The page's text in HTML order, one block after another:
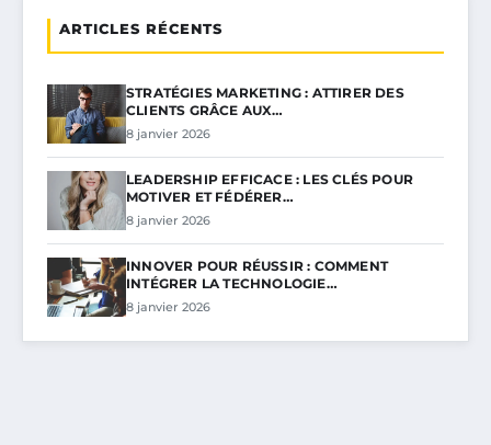
ARTICLES RÉCENTS
STRATÉGIES MARKETING : ATTIRER DES
CLIENTS GRÂCE AUX…
8 janvier 2026
LEADERSHIP EFFICACE : LES CLÉS POUR
MOTIVER ET FÉDÉRER…
8 janvier 2026
INNOVER POUR RÉUSSIR : COMMENT
INTÉGRER LA TECHNOLOGIE…
8 janvier 2026